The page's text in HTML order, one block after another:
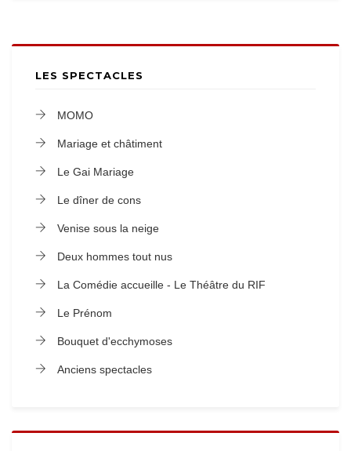
LES SPECTACLES
MOMO
Mariage et châtiment
Le Gai Mariage
Le dîner de cons
Venise sous la neige
Deux hommes tout nus
La Comédie accueille - Le Théâtre du RIF
Le Prénom
Bouquet d'ecchymoses
Anciens spectacles